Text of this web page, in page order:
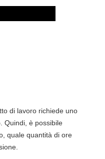
di lavoro richiede uno
Quindi, è possibile
quale quantità di ore